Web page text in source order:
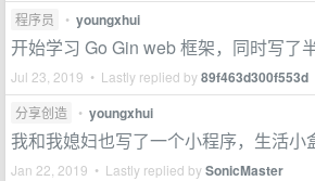
程序员 • youngxhui
开始学习 Go Gin web 框架，同时写了
Jul 23, 2019 • Lastly replied by89f463d300f553d
分享创造 • youngxhui
我和我媳妇也写了一个小程序，生活小
Jan 22, 2019 • Lastly replied bySonicMaster